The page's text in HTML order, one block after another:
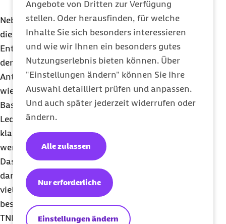
Angebote von Dritten zur Verfügung
stellen. Oder herausfinden, für welche
Inhalte Sie sich besonders interessieren
und wie wir Ihnen ein besonders gutes
Nutzungserlebnis bieten können. Über
"Einstellungen ändern" können Sie Ihre
Auswahl detailliert prüfen und anpassen.
Und auch später jederzeit widerrufen oder
ändern.
Einstellungen ändern
Nur erforderliche
Alle zulassen
Darmabschnitte liegen.
Neben Schmerz- und Entkrampfungsmitteln hilft
die Therapie das Immunsystem und damit die
Entzündung zu dämpfen. Frauen dürfen während
der gesamten Schwangerschaft herkömmliche
Antibiotika, entzündungshemmende Medikamente
wie Mesalazin, Glukokortikoide und klassische
Basistherapeutika wie Azathioprin einnehmen.
Lediglich der Folsäurehemmer Methotrexat, ein
klassisches Basistherapeutikum, muss gemieden
werden.
Das Leiden vielerCED-Patienten hat sich vor allem
dank der Biologika gebessert. Damit können heute
viele Frauen und Männer ein nahezu
beschwerdefreies Leben führen. Die sogenannten
TNF alpha-Antikörper hemmen das Immunsystem